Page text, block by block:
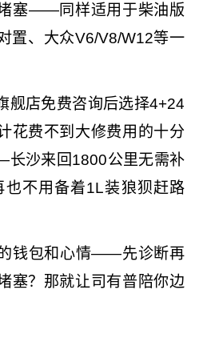
塞——同样适用于柴油版
置、大众V6/V8/W12等一
舰店免费咨询后选择4+24
花费不到大修费用的十分
长沙来回1800公里无需补
也不用备着1L装狼狈赶路
钱包和心情——先诊断再
塞？那就让司有普陪你边